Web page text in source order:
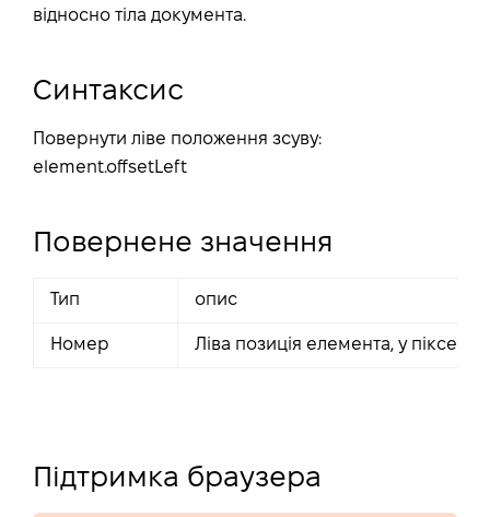
відносно тіла документа.
Синтаксис
Повернути ліве положення зсуву:
element.offsetLeft
Повернене значення
Тип опис
Номер Ліва позиція елемента, у пікселях.
Підтримка браузера